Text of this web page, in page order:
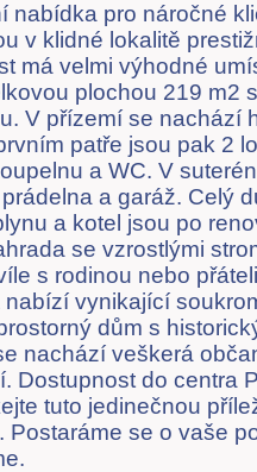
nabídka pro náročné
v klidné lokalitě
má velmi výhodné
plochou 219 m2
V přízemí se nachází
patře jsou pak 2
a WC. V
a garáž. Celý
a kotel jsou po
se vzrostlými
s rodinou nebo
nabízí vynikající
dům s
nachází veškerá
Dostupnost do centra
tuto jedinečnou
Postaráme se o vaše